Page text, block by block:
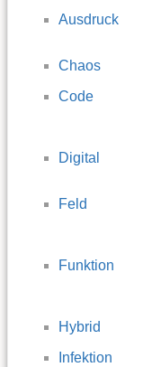
Ausdruck
Chaos
Code
Digital
Feld
Funktion
Hybrid
Infektion